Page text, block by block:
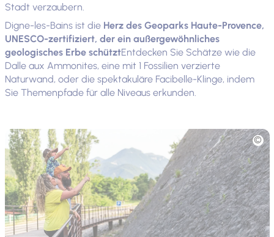
Stadt verzaubern.
Digne-les-Bains ist die Herz des Geoparks Haute-Provence,
UNESCO-zertifiziert, der ein außergewöhnliches
geologisches Erbe schütztEntdecken Sie Schätze wie die
Dalle aux Ammonites, eine mit 1 Fossilien verzierte
Naturwand, oder die spektakuläre Facibelle-Klinge, indem
Sie Themenpfade für alle Niveaus erkunden.
Foto